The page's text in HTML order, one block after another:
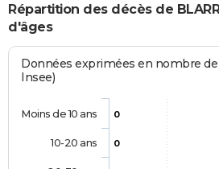
Répartition des décès de
d'âges
Données exprimées en nombre de
Insee)
0
0
Moins de 10 ans
10-20 ans